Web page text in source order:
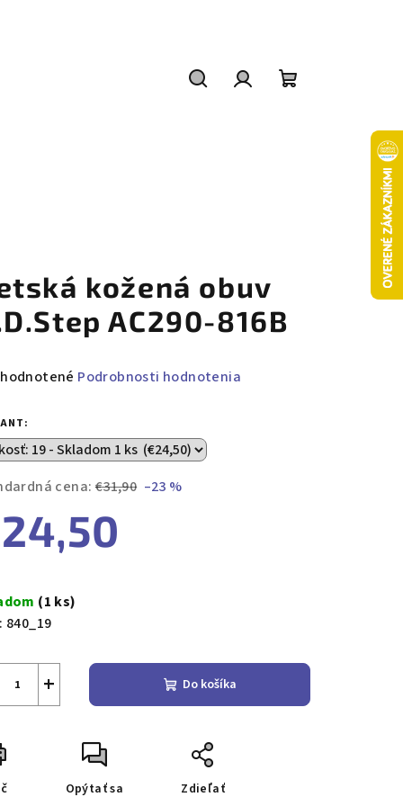
kožená obuv
AC290-816B
Podrobnosti hodnotenia
cena: €31,90 –23 %
(1 ks)
840_19
+ Do košíka
Opýtať sa Zdieľať